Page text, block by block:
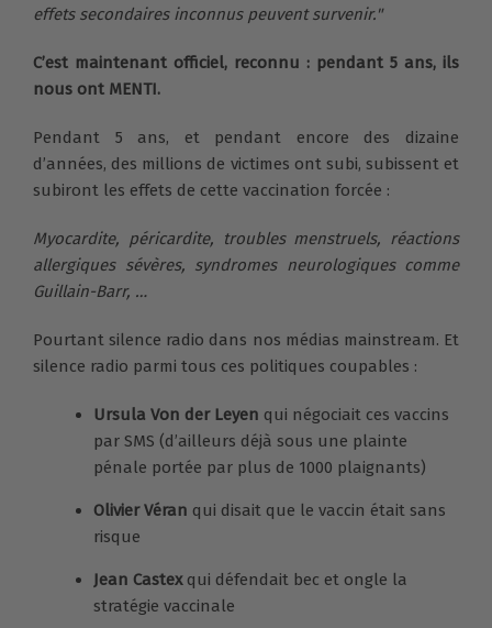
effets secondaires inconnus peuvent survenir."
C’est maintenant officiel, reconnu : pendant 5 ans, ils
nous ont MENTI.
Pendant 5 ans, et pendant encore des dizaine
d’années, des millions de victimes ont subi, subissent et
subiront les effets de cette vaccination forcée :
Myocardite, péricardite, troubles menstruels, réactions
allergiques sévères, syndromes neurologiques comme
Guillain-Barr, …
Pourtant silence radio dans nos médias mainstream. Et
silence radio parmi tous ces politiques coupables :
Ursula Von der Leyen qui négociait ces vaccins
par SMS (d’ailleurs déjà sous une plainte
pénale portée par plus de 1000 plaignants)
Olivier Véran qui disait que le vaccin était sans
risque
Jean Castexqui défendait bec et ongle la
stratégie vaccinale